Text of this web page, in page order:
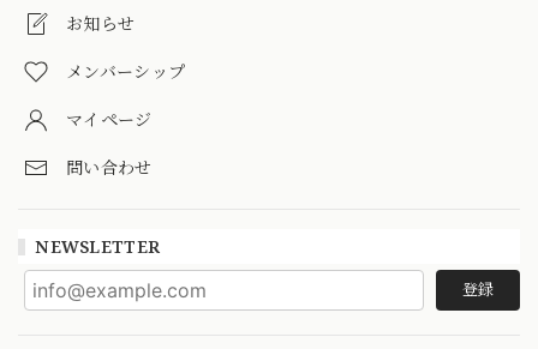
お知らせ
メンバーシップ
マイページ
問い合わせ
NEWSLETTER
登録